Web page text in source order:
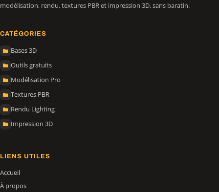
modélisation, rendu, textures PBR et impression 3D, sans baratin.
CATÉGORIES
Bases 3D
Outils gratuits
Modélisation Pro
Textures PBR
Rendu Lighting
Impression 3D
LIENS UTILES
Accueil
À propos